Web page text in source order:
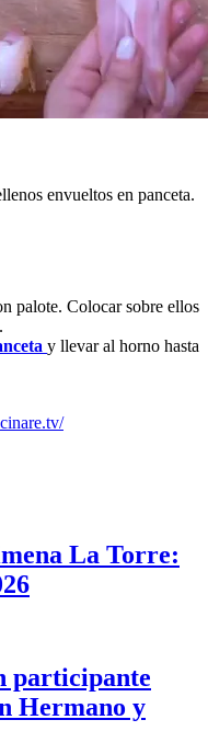
envueltos en panceta.
palote. Colocar sobre ellos
y llevar al horno hasta
La Torre:
participante
Hermano y